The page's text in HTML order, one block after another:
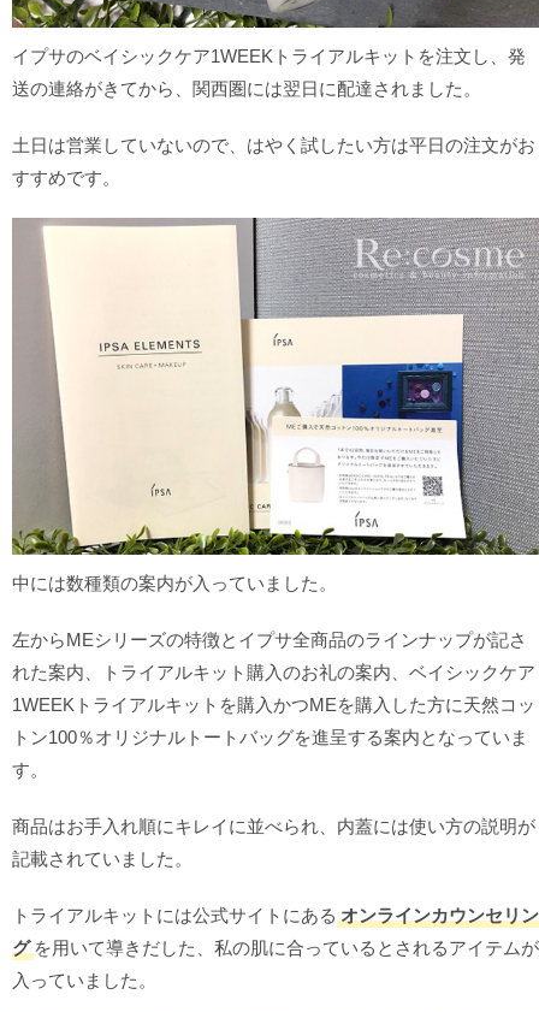
イプサのベイシックケア1WEEKトライアルキットを注文し、発
送の連絡がきてから、関西圏には翌日に配達されました。
土日は営業していないので、はやく試したい方は平日の注文がお
すすめです。
中には数種類の案内が入っていました。
左からMEシリーズの特徴とイプサ全商品のラインナップが記さ
れた案内、トライアルキット購入のお礼の案内、ベイシックケア
1WEEKトライアルキットを購入かつMEを購入した方に天然コッ
トン100％オリジナルトートバッグを進呈する案内となっていま
す。
商品はお手入れ順にキレイに並べられ、内蓋には使い方の説明が
記載されていました。
トライアルキットには公式サイトにある オンラインカウンセリン
グ を用いて導きだした、私の肌に合っているとされるアイテムが
入っていました。